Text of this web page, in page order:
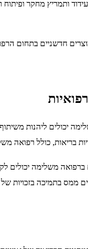
ותמריץ מחקר
חדשניים בתחום
יכולים ליהנות
בריאות, כולל רפואה
משלימה יכולים
ממס בתמיכה בזכויות